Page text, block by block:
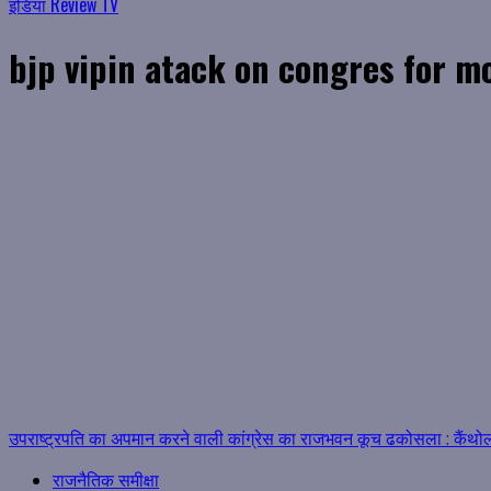
bjp vipin atack on congres for
उपराष्ट्रपति का अपमान करने वाली कांग्रेस का राजभवन कूच ढकोसला:
राजनैतिक समीक्षा